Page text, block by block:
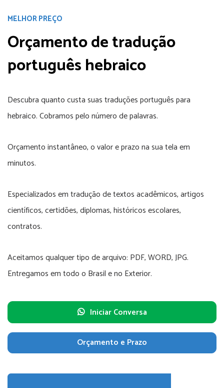
MELHOR PREÇO
Orçamento de tradução
português hebraico
Descubra quanto custa suas traduções português para
hebraico. Cobramos pelo número de palavras.
Orçamento instantâneo, o valor e prazo na sua tela em
minutos.
Especializados em tradução de textos acadêmicos, artigos
científicos, certidões, diplomas, históricos escolares,
contratos.
Aceitamos qualquer tipo de arquivo: PDF, WORD, JPG.
Entregamos em todo o Brasil e no Exterior.
Iniciar Conversa
Orçamento e Prazo